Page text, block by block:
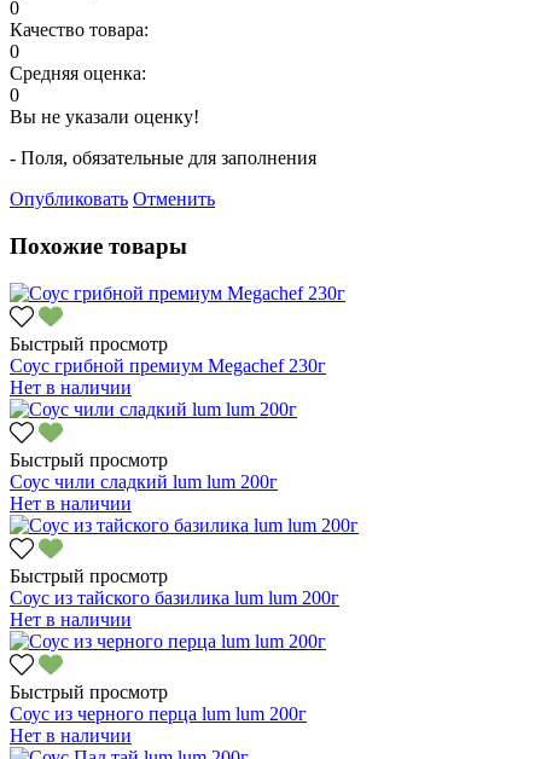
0
Качество товара:
0
Средняя оценка:
0
Вы не указали оценку!
- Поля, обязательные для заполнения
Опубликовать Отменить
Похожие товары
Быстрый просмотр
Соус грибной премиум Megachef 230г
Нет в наличии
Быстрый просмотр
Соус чили сладкий lum lum 200г
Нет в наличии
Быстрый просмотр
Соус из тайского базилика lum lum 200г
Нет в наличии
Быстрый просмотр
Соус из черного перца lum lum 200г
Нет в наличии